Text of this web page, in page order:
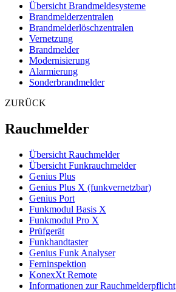
Übersicht Brandmeldesysteme
Brandmelderzentralen
Brandmelderlöschzentralen
Vernetzung
Brandmelder
Modernisierung
Alarmierung
Sonderbrandmelder
ZURÜCK
Rauchmelder
Übersicht Rauchmelder
Übersicht Funkrauchmelder
Genius Plus
Genius Plus X (funkvernetzbar)
Genius Port
Funkmodul Basis X
Funkmodul Pro X
Prüfgerät
Funkhandtaster
Genius Funk Analyser
Ferninspektion
KonexXt Remote
Informationen zur Rauchmelderpflicht